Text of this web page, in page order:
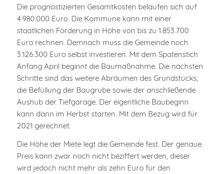
Die prognostizierten Gesamtkosten belaufen sich auf
4.980.000 Euro. Die Kommune kann mit einer
staatlichen Förderung in Höhe von bis zu 1.853.700
Euro rechnen. Demnach muss die Gemeinde noch
3.126.300 Euro selbst investieren. Mit dem Spatenstich
Anfang April beginnt die Baumaßnahme. Die nächsten
Schritte sind das weitere Abräumen des Grundstücks,
die Befüllung der Baugrube sowie der anschließende
Aushub der Tiefgarage. Der eigentliche Baubeginn
kann dann im Herbst starten. Mit dem Bezug wird für
2021 gerechnet.
Die Höhe der Miete legt die Gemeinde fest. Der genaue
Preis kann zwar noch nicht beziffert werden, dieser
wird jedoch nicht mehr als zehn Euro für den